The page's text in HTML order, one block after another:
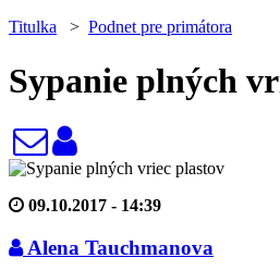
Titulka > Podnet pre primátora
Sypanie plných
09.10.2017 - 14:39
Alena Tauchmanova